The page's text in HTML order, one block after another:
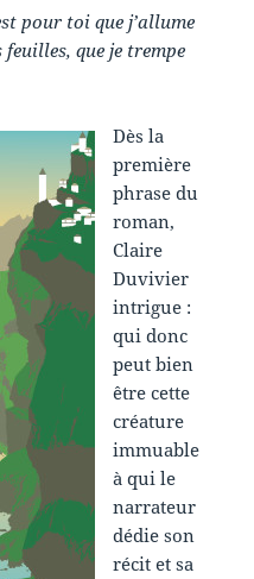
pour toi que j’allume
feuilles, que je trempe
Dès la
première
phrase du
roman,
Claire
Duvivier
intrigue :
qui donc
peut bien
être cette
créature
immuable
à qui le
narrateur
dédie son
récit et sa